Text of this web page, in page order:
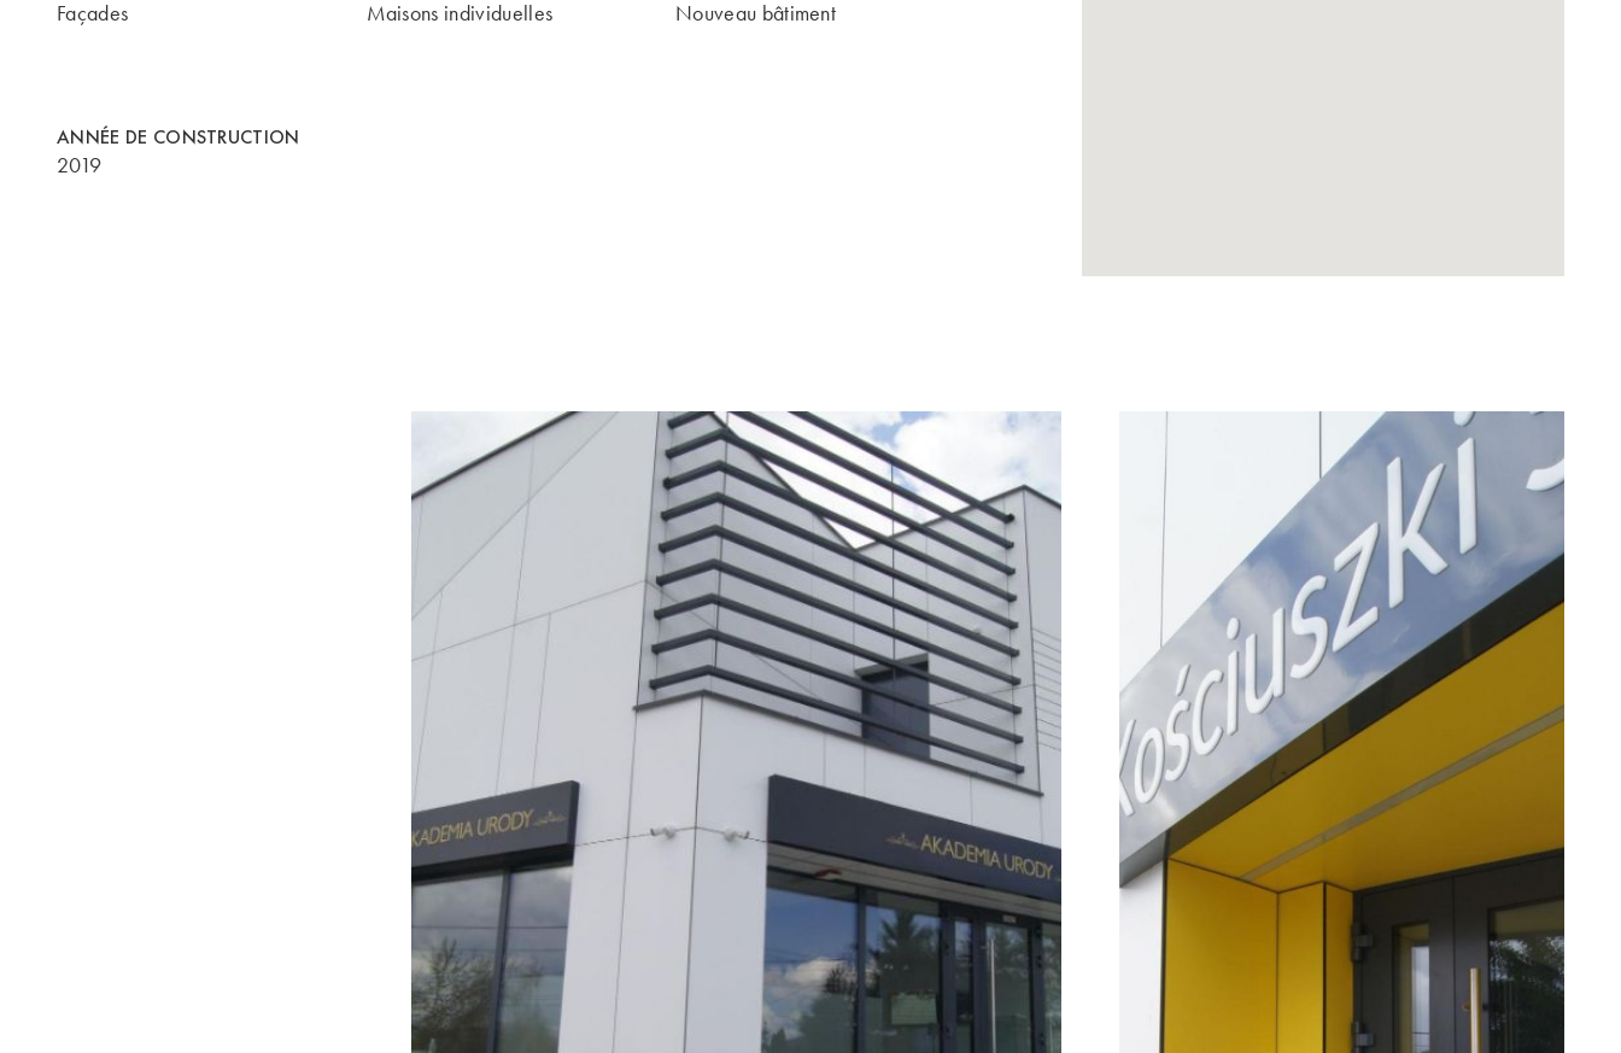
Façades Maisons individuelles Nouveau bâtiment
ANNÉE DE CONSTRUCTION
2019